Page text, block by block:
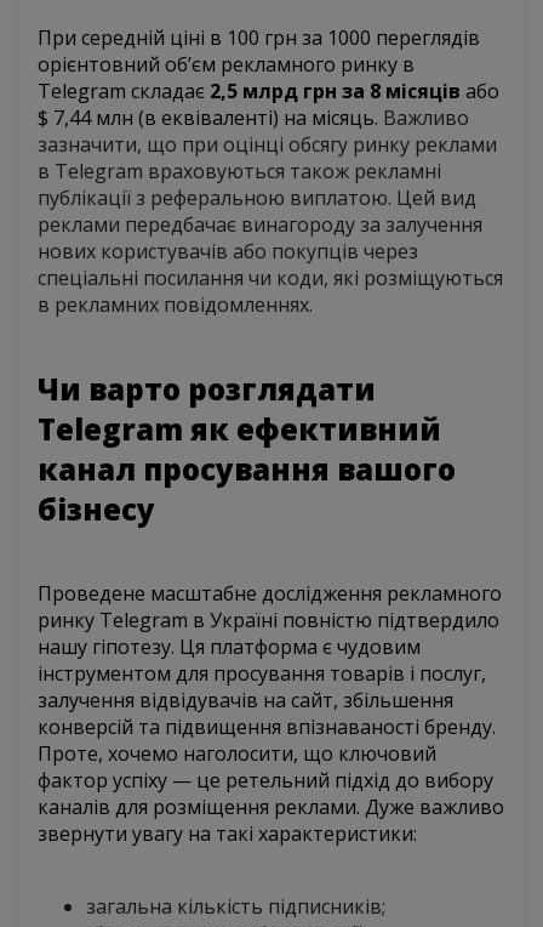
При середній ціні в 100 грн за 1000 переглядів
орієнтовний об’єм рекламного ринку в
Telegram складає 2,5 млрд грн за 8 місяців або
$ 7,44 млн (в еквіваленті) на місяць. Важливо
зазначити, що при оцінці обсягу ринку реклами
в Telegram враховуються також рекламні
публікації з реферальною виплатою. Цей вид
реклами передбачає винагороду за залучення
нових користувачів або покупців через
спеціальні посилання чи коди, які розміщуються
в рекламних повідомленнях.
Чи варто розглядати
Telegram як ефективний
канал просування вашого
бізнесу
Проведене масштабне дослідження рекламного
ринку Telegram в Україні повністю підтвердило
нашу гіпотезу. Ця платформа є чудовим
інструментом для просування товарів і послуг,
залучення відвідувачів на сайт, збільшення
конверсій та підвищення впізнаваності бренду.
Проте, хочемо наголосити, що ключовий
фактор успіху — це ретельний підхід до вибору
каналів для розміщення реклами. Дуже важливо
звернути увагу на такі характеристики:
загальна кількість підписників;